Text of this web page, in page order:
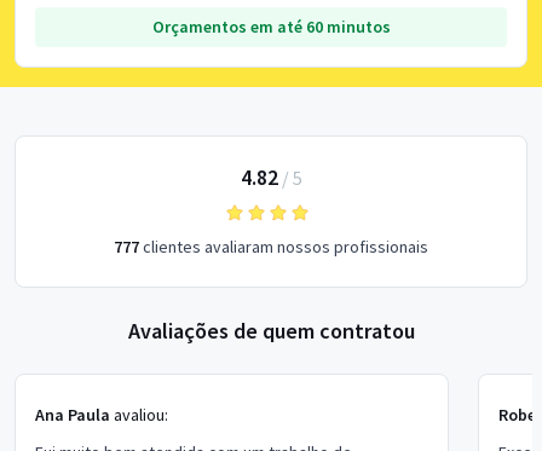
Orçamentos em até 60 minutos
4.82/ 5
777clientes avaliaram nossos profissionais
Avaliações de quem contratou
Ana Paula avaliou: